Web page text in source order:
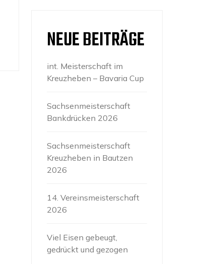
NEUE BEITRÄGE
int. Meisterschaft im
Kreuzheben – Bavaria Cup
Sachsenmeisterschaft
Bankdrücken 2026
Sachsenmeisterschaft
Kreuzheben in Bautzen
2026
14. Vereinsmeisterschaft
2026
Viel Eisen gebeugt,
gedrückt und gezogen